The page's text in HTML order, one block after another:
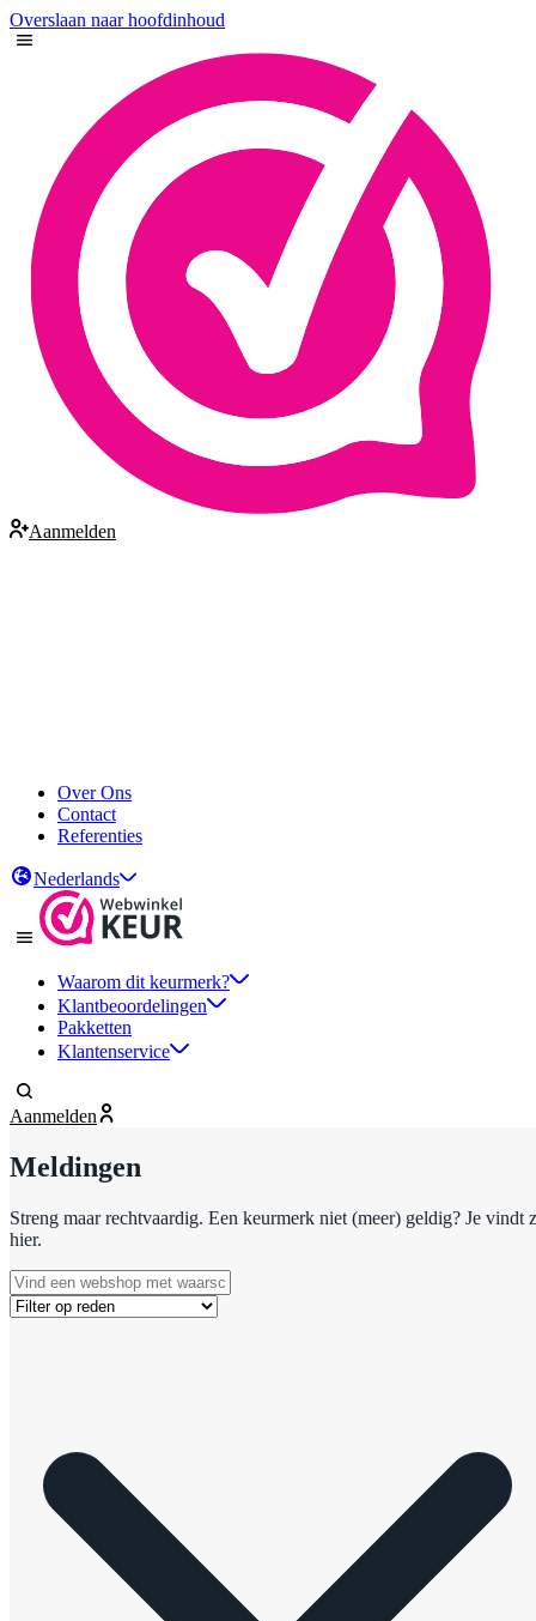
Overslaan naar hoofdinhoud
Aanmelden
Over Ons
Contact
Referenties
Nederlands
Waarom dit keurmerk?
Klantbeoordelingen
Pakketten
Klantenservice
Aanmelden
Meldingen
Streng maar rechtvaardig. Een keurmerk niet (meer) geldig? Je vindt
hier.